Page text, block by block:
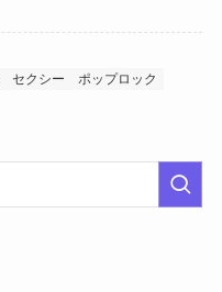
セクシー ポップロック